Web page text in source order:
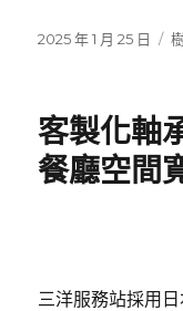
發
2025 年 1 月 25 日
客製化軸
餐廳空間
三洋服務站採用